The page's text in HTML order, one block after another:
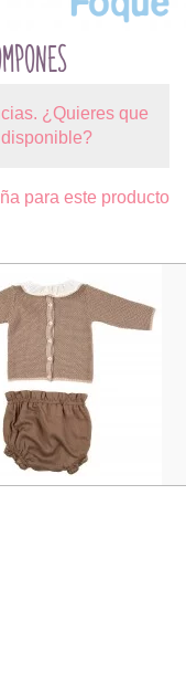
¿Quieres que
para este producto